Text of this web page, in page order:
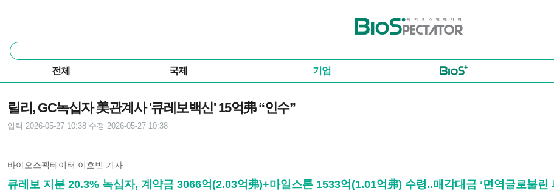
바이오스펙테이터
통
합
색
전체 국제 기업
릴리, GC녹십자 美관계사 '큐레보백신' 15억弗 “인수”
입력 2026-05-27 10:38 수정 2026-05-27 10:38
바이오스펙테이터 이효빈 기자
큐레보 지분 20.3% 녹십자, 계약금 3066억(2.03억弗)+마일스톤 1533억(1.01억弗) 수령..매각대금 ‘면역글로불린